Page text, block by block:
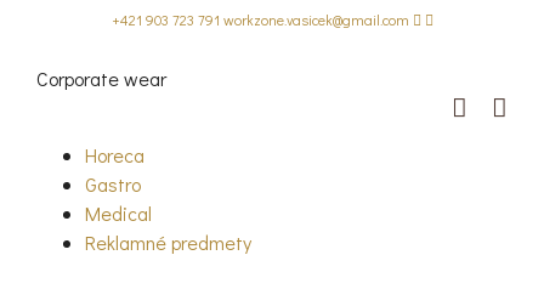
content
+421 903 723 791 workzone.vasicek@gmail.com
Corporate wear
Horeca
Gastro
Medical
Reklamné predmety